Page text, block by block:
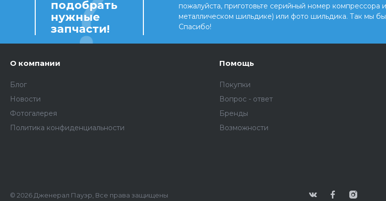
подобрать
нужные
запчасти!
пожалуйста, приготовьте серийный номер компрессора
металлическом шильдике) или фото шильдика. Так мы
Спасибо!
О компании
Блог
Новости
Фотогалерея
Политика конфиденциальности
Помощь
Покупки
Вопрос - ответ
Бренды
Возможности
© 2026 Дженерал Пауэр, Все права защищены